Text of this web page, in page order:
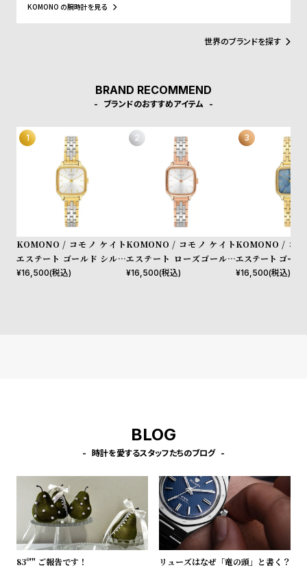
s
u
o
時
計
刻
印
様性のとおり、老若男女全ての人々に愛されるようにという意味が
こめられています。デザインコンセプトは「レトロフューチャ
ー」。そぎ落とされた「ミニマルなデザイン」のなかに、時代性を
KOMONO の腕時計を見る
世界のブランドを探す
BRAND RECOMMEND
ブランドのおすすめアイテム
KOMONO / コモノ ケイト
エステート ゴールド シルバ
ー
¥16,500(税込)
KOMONO / コモノ ケイト
エステート ローズゴールド
シルバー
¥16,500(税込)
KOMONO / コ
エステート ゴール
¥16,500(税込)
BLOG
時計を愛するスタッフたちのブログ
83º'" ご報告です！ リューズはなぜ「竜の頭」と書く？